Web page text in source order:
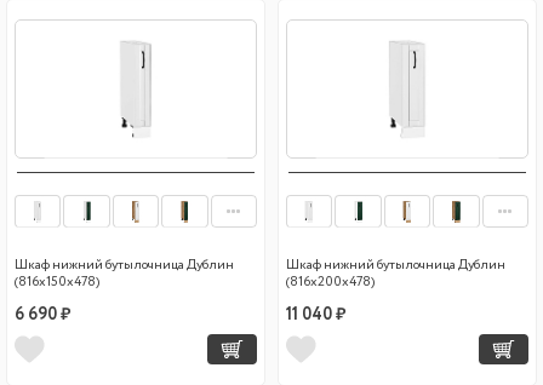
Шкаф нижний бутылочница Дублин
(816х150х478)
6 690 ₽
Шкаф нижний бутылочница Дублин
(816х200х478)
11 040 ₽